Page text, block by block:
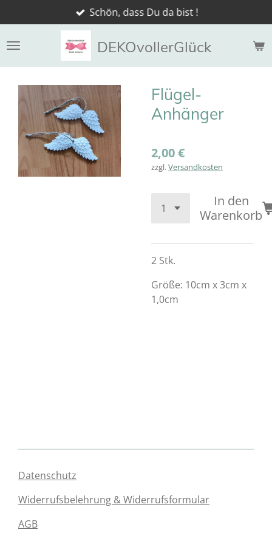
Hauptinhalt
springen
DEKOvollerGlück
Schön, dass Du da bist !
Flügel-
Anhänger
2,00 €
zzgl.Versandkosten
In den
Warenkorb
2 Stk.
Größe: 10cm x 3cm x
1,0cm
Datenschutz
Widerrufsbelehrung & Widerrufsformular
AGB